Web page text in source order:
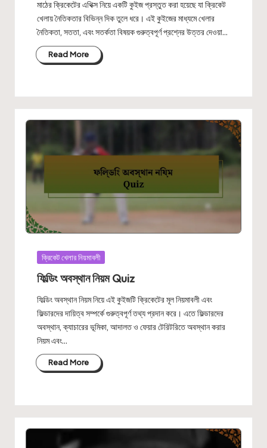
মাঠের ক্রিকেটের এথিক্স নিয়ে একটি কুইজ প্রস্তুত করা হয়েছে যা ক্রিকেট
খেলায় নৈতিকতার বিভিন্ন দিক তুলে ধরে। এই কুইজের মাধ্যমে খেলার
নৈতিকতা, সততা, এবং সতর্কতা বিষয়ক গুরুত্বপূর্ণ প্রশ্নের উত্তর দেওয়া…
Read More
Posted
ক্রিকেট খেলার নিয়মাবলী
ফিল্ডিং অবস্থান নিয়ম Quiz
ফিল্ডিং অবস্থান নিয়ম নিয়ে এই কুইজটি ক্রিকেটের মূল নিয়মাবলী এবং
ফিল্ডারদের দায়িত্ব সম্পর্কে গুরুত্বপূর্ণ তথ্য প্রদান করে। এতে ফিল্ডারদের
অবস্থান, ক্যাচারের ভূমিকা, আদালত ও ফেয়ার টেরিটরিতে অবস্থান করার
নিয়ম এবং…
Read More